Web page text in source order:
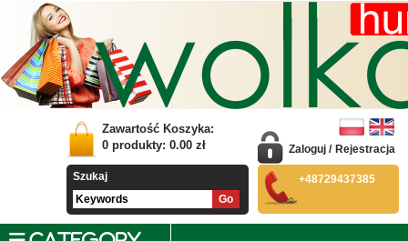
Zawartość Koszyka:
0 produkty: 0.00 zł
Szukaj
Zaloguj / Rejestracja
+48729437385